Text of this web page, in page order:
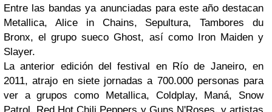
Entre las bandas ya anunciadas para este año destacan
Metallica, Alice in Chains, Sepultura, Tambores du
Bronx, el grupo sueco Ghost, así como Iron Maiden y
Slayer.
La anterior edición del festival en Río de Janeiro, en
2011, atrajo en siete jornadas a 700.000 personas para
ver a grupos como Metallica, Coldplay, Maná, Snow